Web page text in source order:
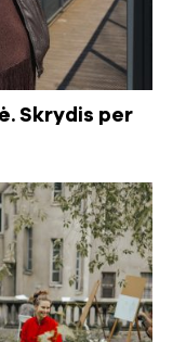
Skrydis per